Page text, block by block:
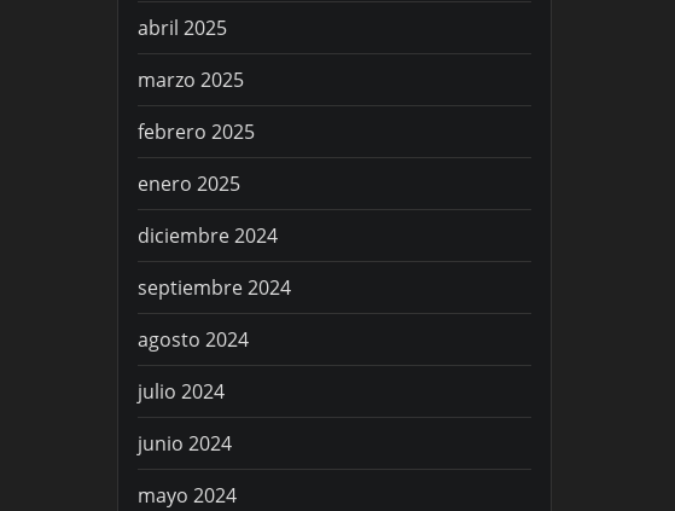
abril 2025
marzo 2025
febrero 2025
enero 2025
diciembre 2024
septiembre 2024
agosto 2024
julio 2024
junio 2024
mayo 2024